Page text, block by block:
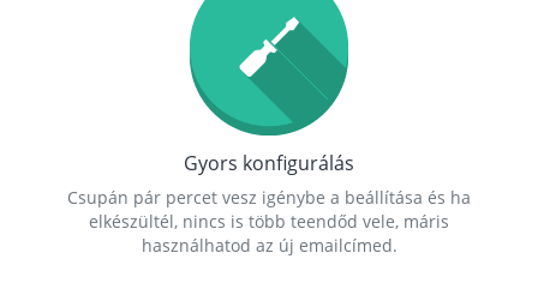
Gyors konfigurálás
Csupán pár percet vesz igénybe a beállítása és ha
elkészültél, nincs is több teendőd vele, máris
használhatod az új emailcímed.